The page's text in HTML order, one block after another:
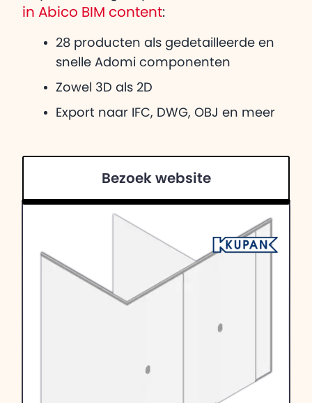
in Abico BIM content:
28 producten als gedetailleerde en
snelle Adomi componenten
Zowel 3D als 2D
Export naar IFC, DWG, OBJ en meer
Bezoek website